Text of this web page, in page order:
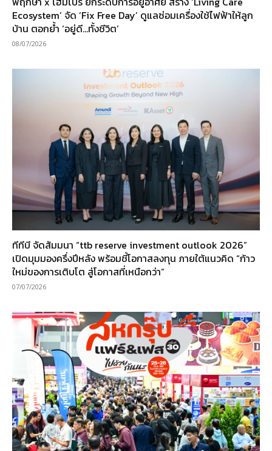
Ecosystem’ จัด ‘Fix Free Day’ ดูแลซ่อมเครื่องใช้ไฟฟ้าให้ลูก
บ้าน ตอกย้ำ ‘อยู่ดี…ทั้งชีวิต’
08/07/2026
ทีทีบี จัดสัมมนา “ttb reserve investment outlook 2026”
เปิดมุมมองครึ่งปีหลัง พร้อมชี้โอกาสลงทุน ภายใต้แนวคิด “ก้าว
ใหม่ของการเติบโต สู่โอกาสที่เหนือกว่า”
07/07/2026